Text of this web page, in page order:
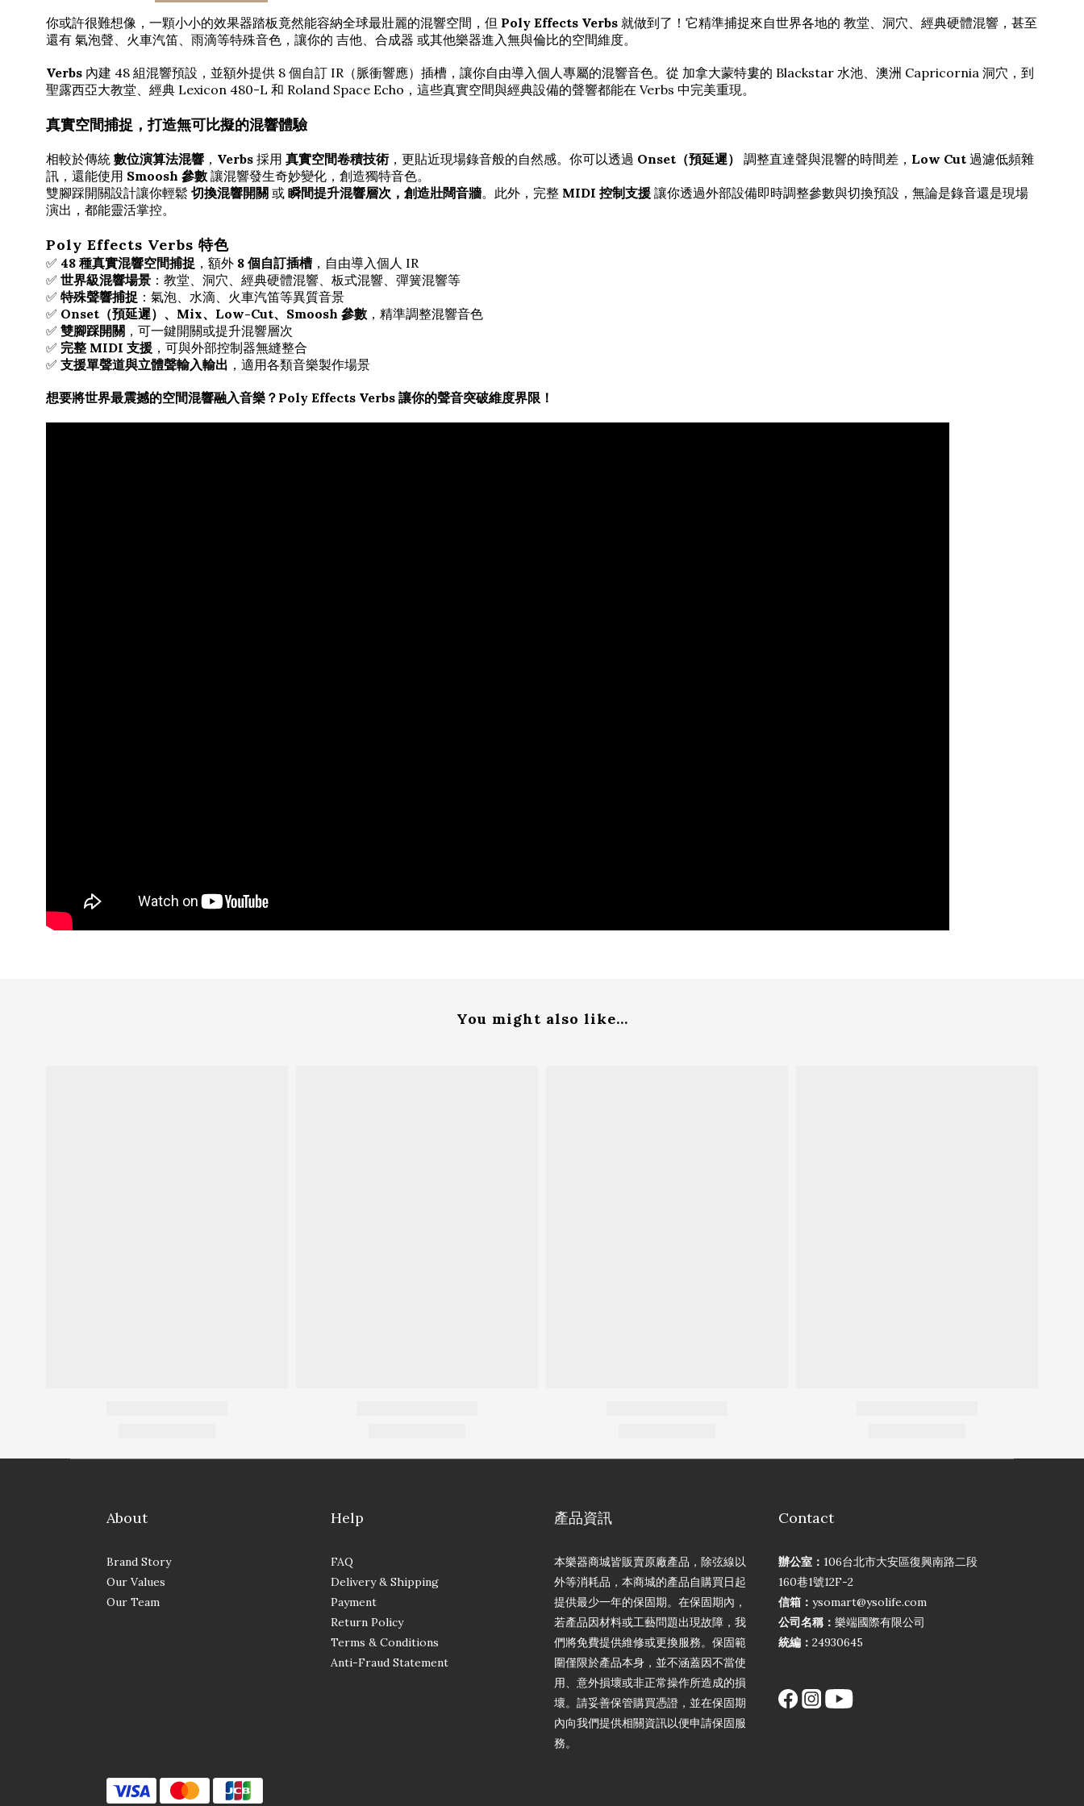
你或許很難想像，一顆小小的效果器踏板竟然能容納全球最壯麗的混響空間，但 Poly Effects Verbs 就做到了！它精準捕捉來自世界各地的 教堂、洞穴、經典硬體混響，甚至
還有 氣泡聲、火車汽笛、雨滴等特殊音色，讓你的 吉他、合成器 或其他樂器進入無與倫比的空間維度。
Verbs 內建 48 組混響預設，並額外提供 8 個自訂 IR（脈衝響應）插槽，讓你自由導入個人專屬的混響音色。從 加拿大蒙特婁的 Blackstar 水池、澳洲 Capricornia 洞穴，到
聖露西亞大教堂、經典 Lexicon 480-L 和 Roland Space Echo，這些真實空間與經典設備的聲響都能在 Verbs 中完美重現。
真實空間捕捉，打造無可比擬的混響體驗
相較於傳統 數位演算法混響 ， Verbs 採用 真實空間卷積技術，更貼近現場錄音般的自然感。你可以透過 Onset（預延遲） 調整直達聲與混響的時間差， Low Cut 過濾低頻雜
訊，還能使用 Smoosh 參數 讓混響發生奇妙變化，創造獨特音色。
雙腳踩開關設計讓你輕鬆 切換混響開關 或 瞬間提升混響層次，創造壯闊音牆。此外，完整 MIDI 控制支援 讓你透過外部設備即時調整參數與切換預設，無論是錄音還是現場
演出，都能靈活掌控。
Poly Effects Verbs 特色
✅ 48 種真實混響空間捕捉 ，額外 8 個自訂插槽 ，自由導入個人 IR
✅ 世界級混響場景 ：教堂、洞穴、經典硬體混響、板式混響、彈簧混響等
✅ 特殊聲響捕捉 ：氣泡、水滴、火車汽笛等異質音景
✅ Onset（預延遲）、Mix、Low-Cut、Smoosh 參數 ，精準調整混響音色
✅ 雙腳踩開關 ，可一鍵開關或提升混響層次
✅ 完整 MIDI 支援 ，可與外部控制器無縫整合
✅ 支援單聲道與立體聲輸入輸出 ，適用各類音樂製作場景
想要將世界最震撼的空間混響融入音樂？Poly Effects Verbs 讓你的聲音突破維度界限！
You might also like...
About
Brand Story
Our Values
Our Team
Help
FAQ
Delivery & Shipping
Payment
Return Policy
Terms & Conditions
Anti-Fraud Statement
產品資訊
本樂器商城皆販賣原廠產品，除弦線以
外等消耗品，本商城的產品自購買日起
提供最少一年的保固期。在保固期內，
若產品因材料或工藝問題出現故障，我
們將免費提供維修或更換服務。保固範
圍僅限於產品本身，並不涵蓋因不當使
用、意外損壞或非正常操作所造成的損
壞。請妥善保管購買憑證，並在保固期
內向我們提供相關資訊以便申請保固服
務。
Contact
辦公室： 106台北市大安區復興南路二段
160巷1號12F-2
信箱： ysomart@ysolife.com
公司名稱： 樂端國際有限公司
統編： 24930645